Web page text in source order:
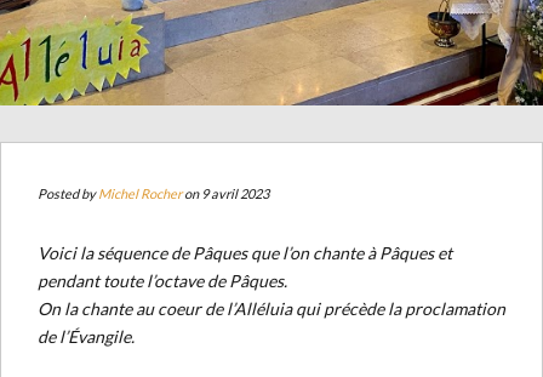
Posted byMichel Rocheron 9 avril 2023
Voici la séquence de Pâques que l’on chante à Pâques et
pendant toute l’octave de Pâques.
On la chante au coeur de l’Alléluia qui précède la proclamation
de l’Évangile.